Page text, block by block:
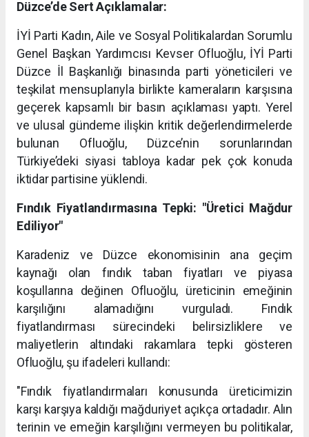
Düzce’de Sert Açıklamalar:
İYİ Parti Kadın, Aile ve Sosyal Politikalardan Sorumlu
Genel Başkan Yardımcısı Kevser Ofluoğlu, İYİ Parti
Düzce İl Başkanlığı binasında parti yöneticileri ve
teşkilat mensuplarıyla birlikte kameraların karşısına
geçerek kapsamlı bir basın açıklaması yaptı. Yerel
ve ulusal gündeme ilişkin kritik değerlendirmelerde
bulunan Ofluoğlu, Düzce’nin sorunlarından
Türkiye’deki siyasi tabloya kadar pek çok konuda
iktidar partisine yüklendi.
Fındık Fiyatlandırmasına Tepki: "Üretici Mağdur
Ediliyor"
Karadeniz ve Düzce ekonomisinin ana geçim
kaynağı olan fındık taban fiyatları ve piyasa
koşullarına değinen Ofluoğlu, üreticinin emeğinin
karşılığını alamadığını vurguladı. Fındık
fiyatlandırması sürecindeki belirsizliklere ve
maliyetlerin altındaki rakamlara tepki gösteren
Ofluoğlu, şu ifadeleri kullandı:
"Fındık fiyatlandırmaları konusunda üreticimizin
karşı karşıya kaldığı mağduriyet açıkça ortadadır. Alın
terinin ve emeğin karşılığını vermeyen bu politikalar,